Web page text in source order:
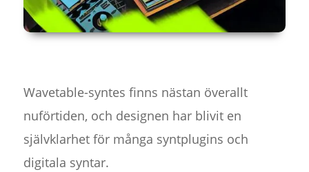
Wavetable-syntes finns nästan överallt
nuförtiden, och designen har blivit en
självklarhet för många syntplugins och
digitala syntar.